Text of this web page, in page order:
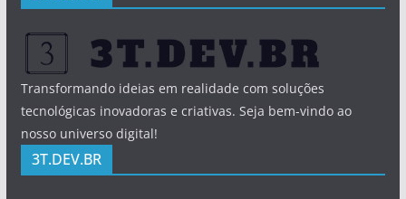
Transformando ideias em realidade com soluções
tecnológicas inovadoras e criativas. Seja bem-vindo ao
nosso universo digital!
3T.DEV.BR